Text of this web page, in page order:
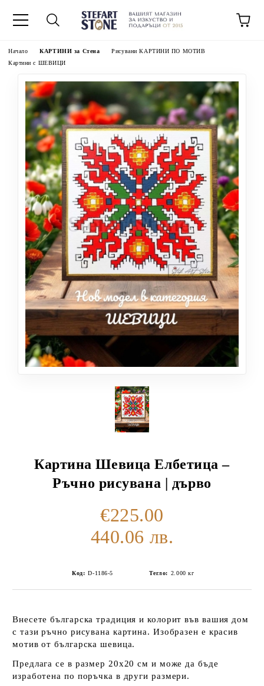
Начало КАРТИНИ за Стена
Рисувани КАРТИНИ ПО МОТИВ
Картини с ШЕВИЦИ
Картина Шевица Елбетица –
Ръчно рисувана | дърво
€225.00
440.06 лв.
Код: D-1186-5 Тегло: 2.000 кг
Внесете българска традиция и колорит във вашия дом
с тази ръчно рисувана картина. Изобразен е красив
мотив от българска шевица.
Предлага се в размер 20х20 см и може да бъде
изработена по поръчка в други размери.